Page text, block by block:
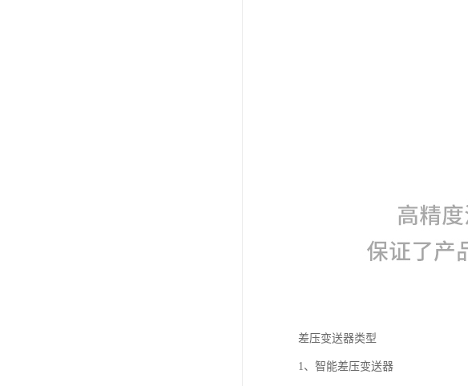
差压变送器类型
1、智能差压变送器